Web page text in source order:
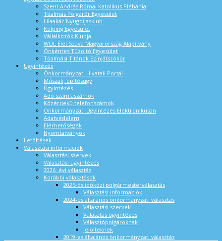
Szent András Római Katolikus Plébánia
Tóalmás Polgárőr Egyesület
Lilaakác Nyugdíjasklub
Kolping Egyesület
Vállalkozók Klubja
WOL Élet Szava Magyarország Alapítvány
Önkéntes Tűzoltó Egyesület
Tóalmási Titánok Színjátszókör
Ügyintézés
Önkormányzati Hivatali Portál
Műszak, építésügy
Ügyintézés
Adó számlaszámok
Közérdekű telefonszámok
Önkormányzati Ügyintézés Elektronikusan
Adatvédelem
Elérhetőségek
Nyomtatványok
Letöltések
Választási információk
Választási szervek
Választási ügyintézés
2026. évi választás
Korábbi választások
2025-ös időközi polgármesterválasztás
Választási információk
2024-es általános önkormányzati választás
Választási szervek
Választás ügyintézés
Választópolgároknak
Jelölteknek
2019-es általános önkormányzati választás